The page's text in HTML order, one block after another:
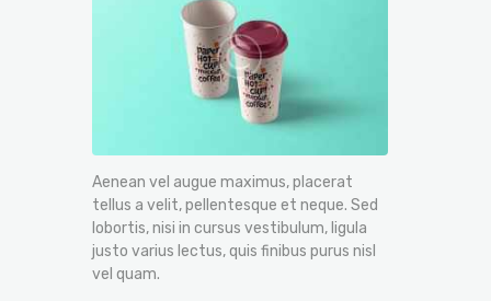
Aenean vel augue maximus, placerat
tellus a velit, pellentesque et neque. Sed
lobortis, nisi in cursus vestibulum, ligula
justo varius lectus, quis finibus purus nisl
vel quam.